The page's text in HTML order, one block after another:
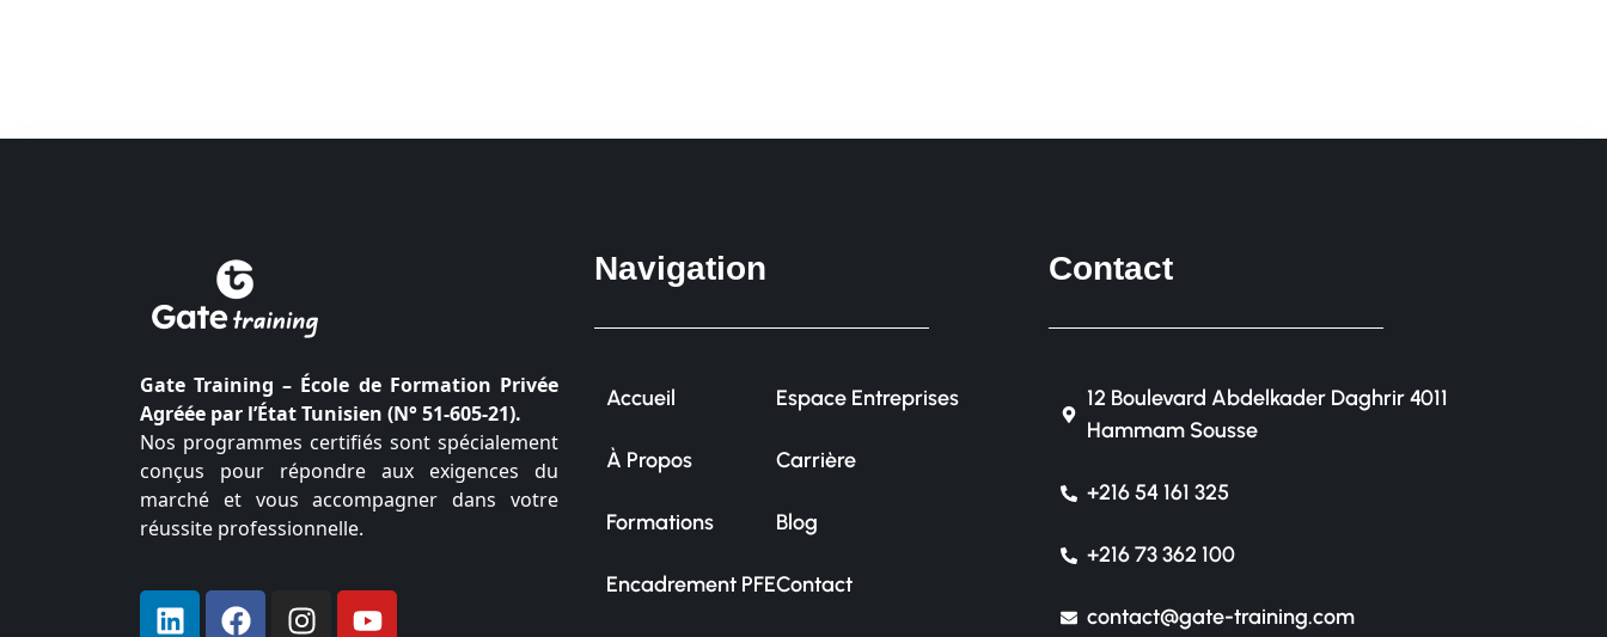
Gate Training – École de Formation Privée
Agréée par l’État Tunisien (N° 51-605-21).
Nos programmes certifiés sont spécialement
conçus pour répondre aux exigences du
marché et vous accompagner dans votre
réussite professionnelle.
Navigation
Accueil
À Propos
Formations
Encadrement PFE
Espace Entreprises
Carrière
Blog
Contact
Contact
12 Boulevard Abdelkader Daghrir 4011
Hammam Sousse
+216 54 161 325
+216 73 362 100
contact@gate-training.com